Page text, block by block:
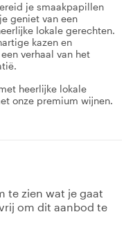
je smaakpapillen
geniet van een
lokale gerechten.
kazen en
verhaal van het
heerlijke lokale
onze premium wijnen.
te zien wat je gaat
om dit aanbod te